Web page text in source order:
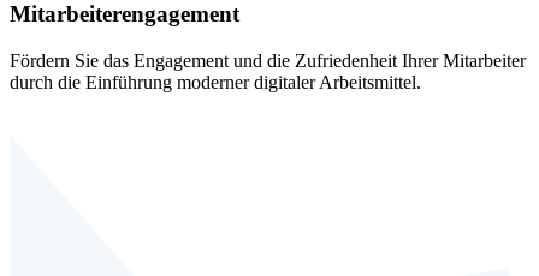
Mitarbeiterengagement
Fördern Sie das Engagement und die Zufriedenheit Ihrer Mitarbeiter
durch die Einführung moderner digitaler Arbeitsmittel.